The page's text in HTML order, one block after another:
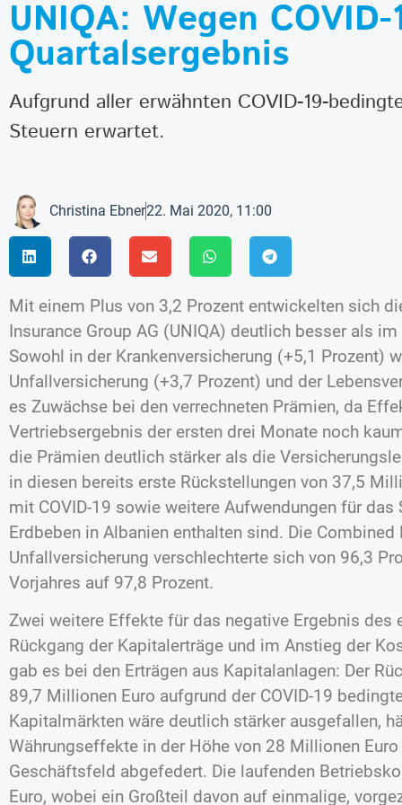
UNIQA: Wegen
Quartalsergebnis
Aufgrund aller erwähnten COVID-19-
Steuern erwartet.
Christina Ebner22. Mai 2020, 11:00
Mit einem Plus von 3,2 Prozent entwickelten sich
Insurance Group AG (UNIQA) deutlich besser als
Sowohl in der Krankenversicherung (+5,1 Prozent)
Unfallversicherung (+3,7 Prozent) und der
es Zuwächse bei den verrechneten Prämien, da
Vertriebsergebnis der ersten drei Monate noch
die Prämien deutlich stärker als die
in diesen bereits erste Rückstellungen von 37,5
mit COVID-19 sowie weitere Aufwendungen für das
Erdbeben in Albanien enthalten sind. Die Combined
Unfallversicherung verschlechterte sich von 96,3
Vorjahres auf 97,8 Prozent.
Zwei weitere Effekte für das negative Ergebnis des
Rückgang der Kapitalerträge und im Anstieg der
gab es bei den Erträgen aus Kapitalanlagen: Der
89,7 Millionen Euro aufgrund der COVID-19
Kapitalmärkten wäre deutlich stärker ausgefallen,
Währungseffekte in der Höhe von 28 Millionen
Geschäftsfeld abgefedert. Die laufenden
Euro, wobei ein Großteil davon auf einmalige,